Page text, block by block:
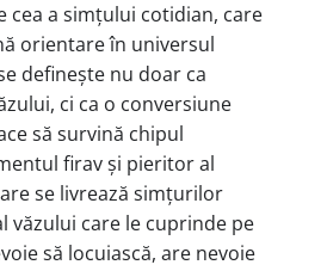
cea a simțului cotidian, care
orientare în universul
definește nu doar ca
ci ca o conversiune
să survină chipul
firav și pieritor al
se livrează simțurilor
văzului care le cuprinde pe
să locuiască, are nevoie